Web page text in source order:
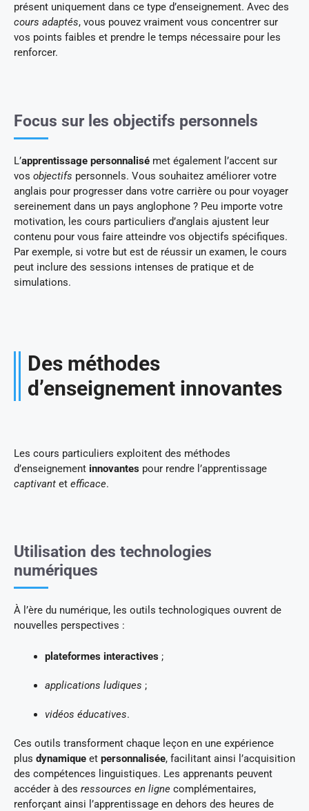
présent uniquement dans ce type d’enseignement. Avec des
cours adaptés, vous pouvez vraiment vous concentrer sur
vos points faibles et prendre le temps nécessaire pour les
renforcer.
Focus sur les objectifs personnels
L’apprentissage personnalisé met également l’accent sur
vos objectifs personnels. Vous souhaitez améliorer votre
anglais pour progresser dans votre carrière ou pour voyager
sereinement dans un pays anglophone ? Peu importe votre
motivation, les cours particuliers d’anglais ajustent leur
contenu pour vous faire atteindre vos objectifs spécifiques.
Par exemple, si votre but est de réussir un examen, le cours
peut inclure des sessions intenses de pratique et de
simulations.
Des méthodes
d’enseignement innovantes
Les cours particuliers exploitent des méthodes
d’enseignement innovantes pour rendre l’apprentissage
captivant et efficace.
Utilisation des technologies
numériques
À l’ère du numérique, les outils technologiques ouvrent de
nouvelles perspectives :
plateformes interactives ;
applications ludiques ;
vidéos éducatives.
Ces outils transforment chaque leçon en une expérience
plus dynamique et personnalisée, facilitant ainsi l’acquisition
des compétences linguistiques. Les apprenants peuvent
accéder à des ressources en ligne complémentaires,
renforçant ainsi l’apprentissage en dehors des heures de